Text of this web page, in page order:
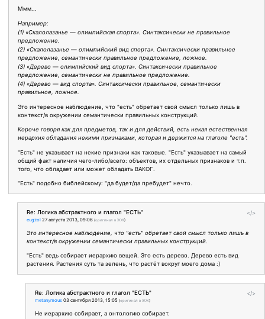
Ммм...
Например:
(1) «Скалолазанье — олимпийская спорта». Синтаксически не правильное
предложение.
(2) «Скалолазанье — олимпийский вид спорта». Синтаксически правильное
предложение, семантически правильное предложение, ложное.
(3) «Дерево — олимпийский вид спорта». Синтаксически правильное
предложение, семантически не правильное предложение.
(4) «Дерево — вид спорта». Синтаксически правильное, семантически
правильное, ложное.
Это интересное наблюдение, что "есть" обретает свой смысл только лишь в
контекст/в окружении семантически правильных конструкций.
Короче говоря как для предметов, так и для действий, есть некая естественная
иерархия обладания некими признаками, которая и держится на глаголе "есть".
"Есть" не указывает на некие признаки как таковые. "Есть" указыавает на самый
общий факт наличия чего-либо/всего: объектов, их отдельных признаков и т.п.
того, что обладает или может обладать ВАКОГ.
"Есть" подобно библейскому: "да будет/да пребудет" нечто.
</>
Re: Логика абстрактного и глагол "ЕСТЬ"
eugzol 27 августа 2013, 09:06 (оригинал в ЖЖ)
Это интересное наблюдение, что "есть" обретает свой смысл только лишь в
контекст/в окружении семантически правильных конструкций.
"Есть" ведь собирает иерархию вещей. Это есть дерево. Дерево есть вид
растения. Растения суть та зелень, что растёт вокруг моего дома :)
</>
Re: Логика абстрактного и глагол "ЕСТЬ"
metanymous 03 сентября 2013, 15:05 (оригинал в ЖЖ)
Не иерархию собирает, а онтологию собирает.